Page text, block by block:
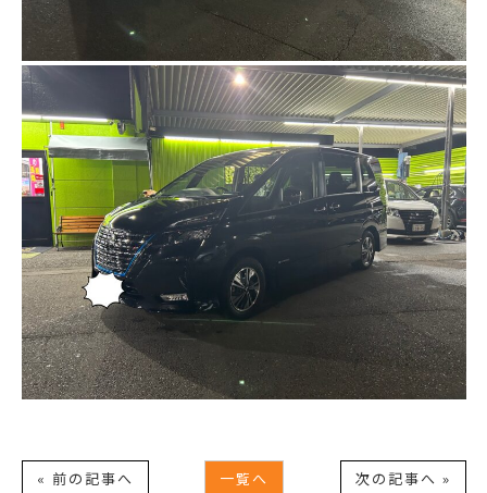
« 前の記事へ 一覧へ 次の記事へ »